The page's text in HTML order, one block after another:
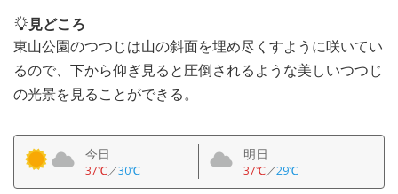
見どころ
東山公園のつつじは山の斜面を埋め尽くすように咲いてい
るので、下から仰ぎ見ると圧倒されるような美しいつつじ
の光景を見ることができる。
今日
37℃／30℃
明日
37℃／29℃